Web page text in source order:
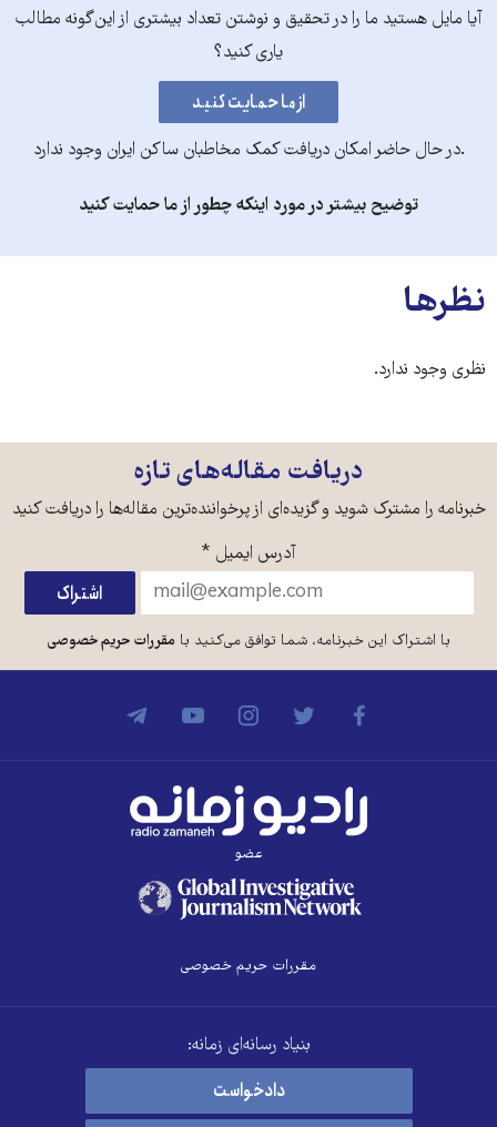
آیا مایل هستید ما را در تحقیق و نوشتن تعداد بیشتری از این‌گونه مطالب
یاری کنید؟
.در حال حاضر امکان دریافت کمک مخاطبان ساکن ایران وجود ندارد
توضیح بیشتر در مورد اینکه چطور از ما حمایت کنید
نظرها
نظری وجود ندارد.
دریافت مقاله‌های تازه
خبرنامه را مشترک شوید و گزیده‌ای از پرخواننده‌ترین مقاله‌ها را دریافت کنید
آدرس ایمیل *
با اشتراک این خبرنامه، شما توافق می‌کنید بامقررات حریم خصوصی
عضو
مقررات حریم خصوصی
بنیاد رسانه‌ای زمانه:
دادخواست